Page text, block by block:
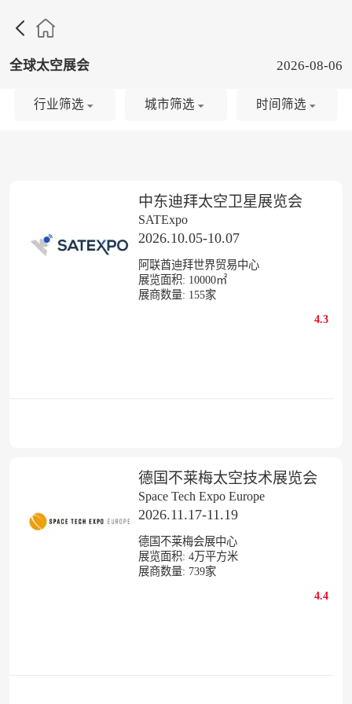

全球太空展会 2026-08-06
中东迪拜太空卫星展览会
SATExpo
2026.10.05-10.07
阿联酋迪拜世界贸易中心
展览面积: 10000㎡
展商数量: 155家
4.3
德国不莱梅太空技术展览会
Space Tech Expo Europe
2026.11.17-11.19
德国不莱梅会展中心
展览面积: 4万平方米
展商数量: 739家
4.4
行业筛选 城市筛选 时间筛选